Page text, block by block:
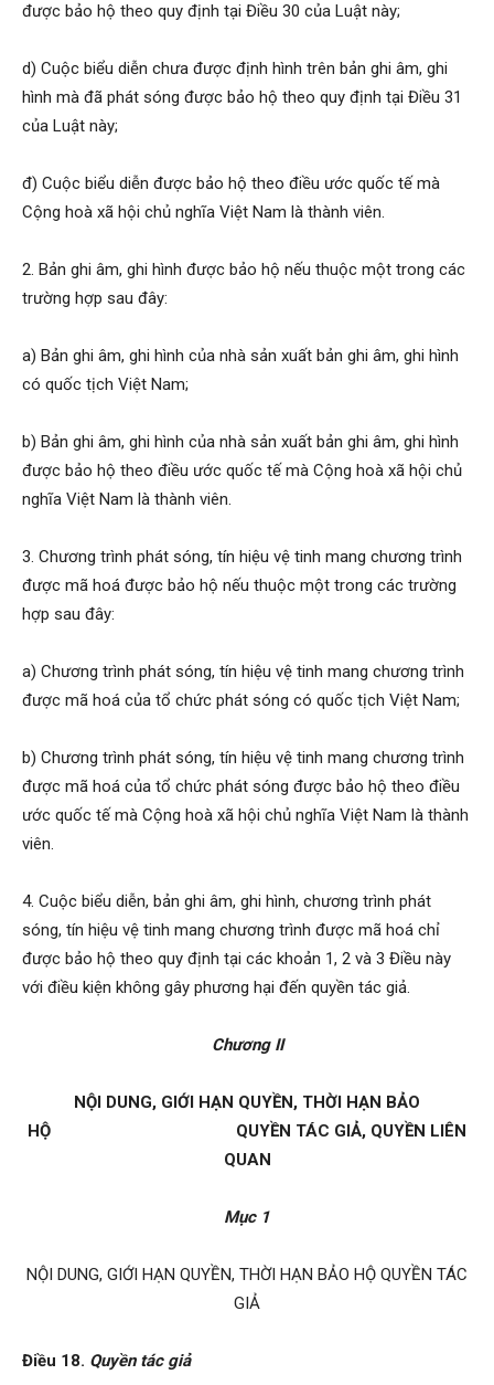
được bảo hộ theo quy định tại Điều 30 của Luật này;
d) Cuộc biểu diễn chưa được định hình trên bản ghi âm, ghi
hình mà đã phát sóng được bảo hộ theo quy định tại Điều 31
của Luật này;
đ) Cuộc biểu diễn được bảo hộ theo điều ước quốc tế mà
Cộng hoà xã hội chủ nghĩa Việt Nam là thành viên.
2. Bản ghi âm, ghi hình được bảo hộ nếu thuộc một trong các
trường hợp sau đây:
a) Bản ghi âm, ghi hình của nhà sản xuất bản ghi âm, ghi hình
có quốc tịch Việt Nam;
b) Bản ghi âm, ghi hình của nhà sản xuất bản ghi âm, ghi hình
được bảo hộ theo điều ước quốc tế mà Cộng hoà xã hội chủ
nghĩa Việt Nam là thành viên.
3. Chương trình phát sóng, tín hiệu vệ tinh mang chương trình
được mã hoá được bảo hộ nếu thuộc một trong các trường
hợp sau đây:
a) Chương trình phát sóng, tín hiệu vệ tinh mang chương trình
được mã hoá của tổ chức phát sóng có quốc tịch Việt Nam;
b) Chương trình phát sóng, tín hiệu vệ tinh mang chương trình
được mã hoá của tổ chức phát sóng được bảo hộ theo điều
ước quốc tế mà Cộng hoà xã hội chủ nghĩa Việt Nam là thành
viên.
4. Cuộc biểu diễn, bản ghi âm, ghi hình, chương trình phát
sóng, tín hiệu vệ tinh mang chương trình được mã hoá chỉ
được bảo hộ theo quy định tại các khoản 1, 2 và 3 Điều này
với điều kiện không gây ph­ương hại đến quyền tác giả.
Chương II
NỘI DUNG, GIỚI HẠN QUYỀN, THỜI HẠN BẢO
HỘ QUYỀN TÁC GIẢ, QUYỀN LIÊN
QUAN
Mục 1
NỘI DUNG, GIỚI HẠN QUYỀN, THỜI HẠN BẢO HỘ QUYỀN TÁC
GIẢ
Điều 18. Quyền tác giả